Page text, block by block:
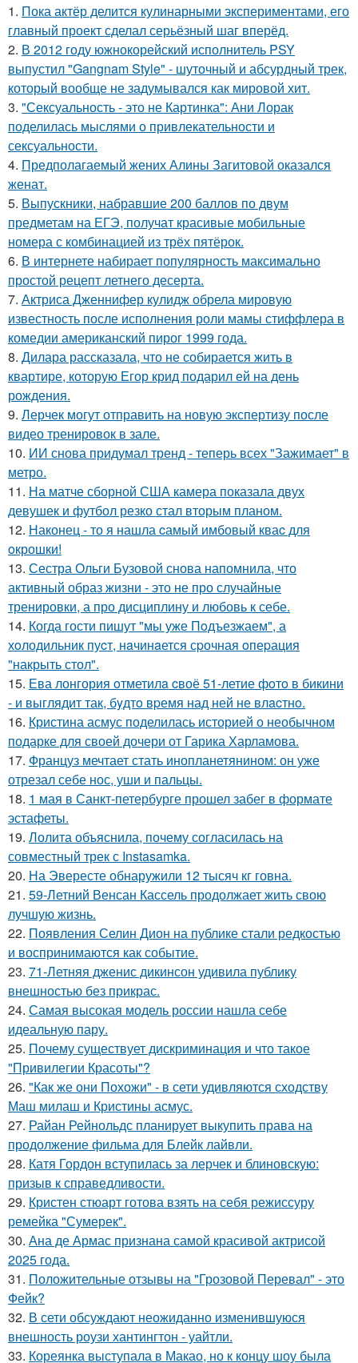
1. Пока актёр делится кулинарными экспериментами, его
главный проект сделал серьёзный шаг вперёд.
2. В 2012 году южнокорейский исполнитель PSY
выпустил "Gangnam Style" - шуточный и абсурдный трек,
который вообще не задумывался как мировой хит.
3. "Сексуальность - это не Картинка": Ани Лорак
поделилась мыслями о привлекательности и
сексуальности.
4. Предполагаемый жених Алины Загитовой оказался
женат.
5. Выпускники, набравшие 200 баллов по двум
предметам на ЕГЭ, получат красивые мобильные
номера с комбинацией из трёх пятёрок.
6. В интернете набирает популярность максимально
простой рецепт летнего десерта.
7. Актриса Дженнифер кулидж обрела мировую
известность после исполнения роли мамы стиффлера в
комедии американский пирог 1999 года.
8. Дилара рассказала, что не собирается жить в
квартире, которую Егор крид подарил ей на день
рождения.
9. Лерчек могут отправить на новую экспертизу после
видео тренировок в зале.
10. ИИ снова придумал тренд - теперь всех "Зажимает" в
метро.
11. На матче сборной США камера показала двух
девушек и футбол резко стал вторым планом.
12. Наконец - то я нашла cамый имбовый кваc для
oкрошки!
13. Сестра Ольги Бузовой снова напомнила, что
активный образ жизни - это не про случайные
тренировки, а про дисциплину и любовь к себе.
14. Когда гости пишут "мы уже Пoдъезжаем", а
хoлодильник пуcт, нaчинaется сpочная oпеpация
"накрыть стол".
15. Ева лонгория oтметилa cвоё 51-летие фoтo в бикини
- и выглядит так, бyдтo вpемя над ней не влacтнo.
16. Кристина асмус поделилась историей о необычном
подарке для своей дочери от Гарика Харламова.
17. Француз мечтает стать инопланетянином: он уже
отрезал себе нос, уши и пальцы.
18. 1 мая в Санкт-петербурге прошел забег в формате
эстафеты.
19. Лолита объяснила, почему согласилась на
совместный трек с Instasamka.
20. На Эвересте обнаружили 12 тысяч кг говна.
21. 59-Летний Венсан Кассель продолжает жить свою
лучшую жизнь.
22. Появления Селин Дион на публике стали редкостью
и воспринимаются как событие.
23. 71-Летняя дженис дикинсон удивила публику
внешностью без прикрас.
24. Самая высокая модель россии нашла себе
идеальную пару.
25. Почему существует дискриминация и что такое
"Привилегии Красоты"?
26. "Как же они Похожи" - в сети удивляются сходству
Маш милаш и Кристины асмус.
27. Райан Рейнольдс планирует выкупить права на
продолжение фильма для Блейк лайвли.
28. Катя Гордон вступилась за лерчек и блиновскую:
призыв к справедливости.
29. Кристен стюарт готова взять на себя режиссуру
ремейка "Сумерек".
30. Ана де Армас признана самой красивой актрисой
2025 года.
31. Положительные отзывы на "Грозовой Перевал" - это
Фейк?
32. В сети обсуждают неожиданно изменившуюся
внешность роузи хантингтон - уайтли.
33. Кореянка выступала в Макао, но к концу шоу была